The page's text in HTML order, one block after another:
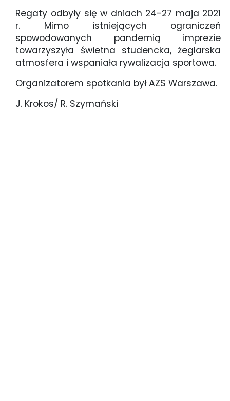
Regaty odbyły się w dniach 24-27 maja 2021
r. Mimo istniejących ograniczeń
spowodowanych pandemią imprezie
towarzyszyła świetna studencka, żeglarska
atmosfera i wspaniała rywalizacja sportowa.
Organizatorem spotkania był AZS Warszawa.
J. Krokos/ R. Szymański